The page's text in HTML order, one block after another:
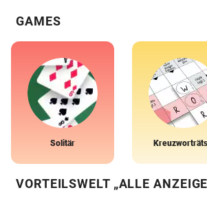
GAMES
Solitär
VORTEILSWELT „ALLE